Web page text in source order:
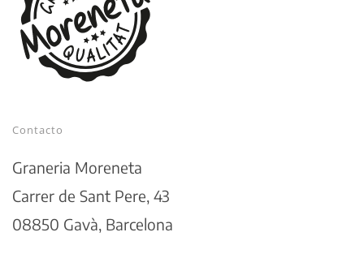
Contacto
Graneria Moreneta
Carrer de Sant Pere, 43
08850 Gavà, Barcelona